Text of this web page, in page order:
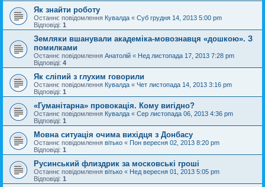
Як знайти роботу
Останнє повідомлення Кувалда « Суб грудня 14, 2013 5:00 pm
Відповіді: 1
Земляки вшанували академіка-мовознавця «дошкою». З
помилками
Останнє повідомлення Анатолій « Нед листопада 17, 2013 7:28 pm
Відповіді: 4
Як сліпий з глухим говорили
Останнє повідомлення Кувалда « Чет листопада 14, 2013 3:16 pm
Відповіді: 1
«Гуманітарна» провокація. Кому вигідно?
Останнє повідомлення Кувалда « Сер листопада 06, 2013 4:36 pm
Відповіді: 1
Мовна ситуація очима вихідця з Донбасу
Останнє повідомлення вітько « Пон вересня 02, 2013 8:20 pm
Відповіді: 1
Русинський флиздрик за московські гроші
Останнє повідомлення вітько « Нед вересня 01, 2013 5:05 pm
Відповіді: 1